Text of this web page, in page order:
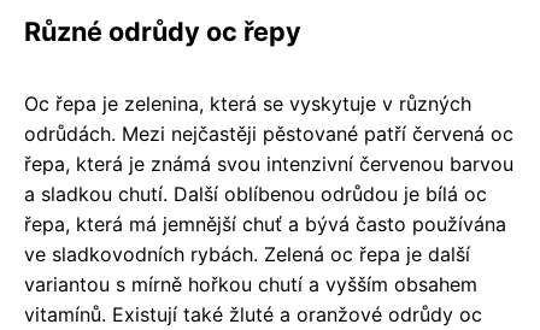
Různé odrůdy oc řepy
Oc řepa je zelenina, která se vyskytuje v různých
odrůdách. Mezi nejčastěji pěstované patří červená oc
řepa, která je známá svou intenzivní červenou barvou
a sladkou chutí. Další oblíbenou odrůdou je bílá oc
řepa, která má jemnější chuť a bývá často používána
ve sladkovodních rybách. Zelená oc řepa je další
variantou s mírně hořkou chutí a vyšším obsahem
vitamínů. Existují také žluté a oranžové odrůdy oc